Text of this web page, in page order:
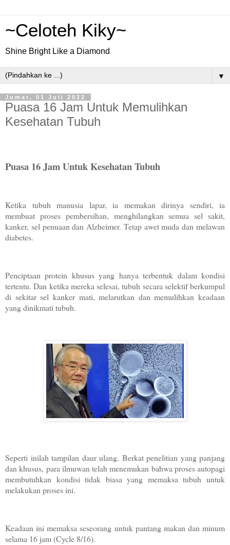
~Celoteh Kiky~
Shine Bright Like a Diamond
▼
Jumat, 01 Juli 2022
Puasa 16 Jam Untuk Memulihkan
Kesehatan Tubuh
Puasa 16 Jam Untuk Kesehatan Tubuh
Ketika tubuh manusia lapar, ia memakan dirinya sendiri, ia
membuat proses pembersihan, menghilangkan semua sel sakit,
kanker, sel penuaan dan Alzheimer. Tetap awet muda dan melawan
diabetes.
Penciptaan protein khusus yang hanya terbentuk dalam kondisi
tertentu. Dan ketika mereka selesai, tubuh secara selektif berkumpul
di sekitar sel kanker mati, melarutkan dan memulihkan keadaan
yang dinikmati tubuh.
Seperti inilah tampilan daur ulang. Berkat penelitian yang panjang
dan khusus, para ilmuwan telah menemukan bahwa proses autopagi
membutuhkan kondisi tidak biasa yang memaksa tubuh untuk
melakukan proses ini.
Keadaan ini memaksa seseorang untuk pantang makan dan minum
selama 16 jam (Cycle 8/16).